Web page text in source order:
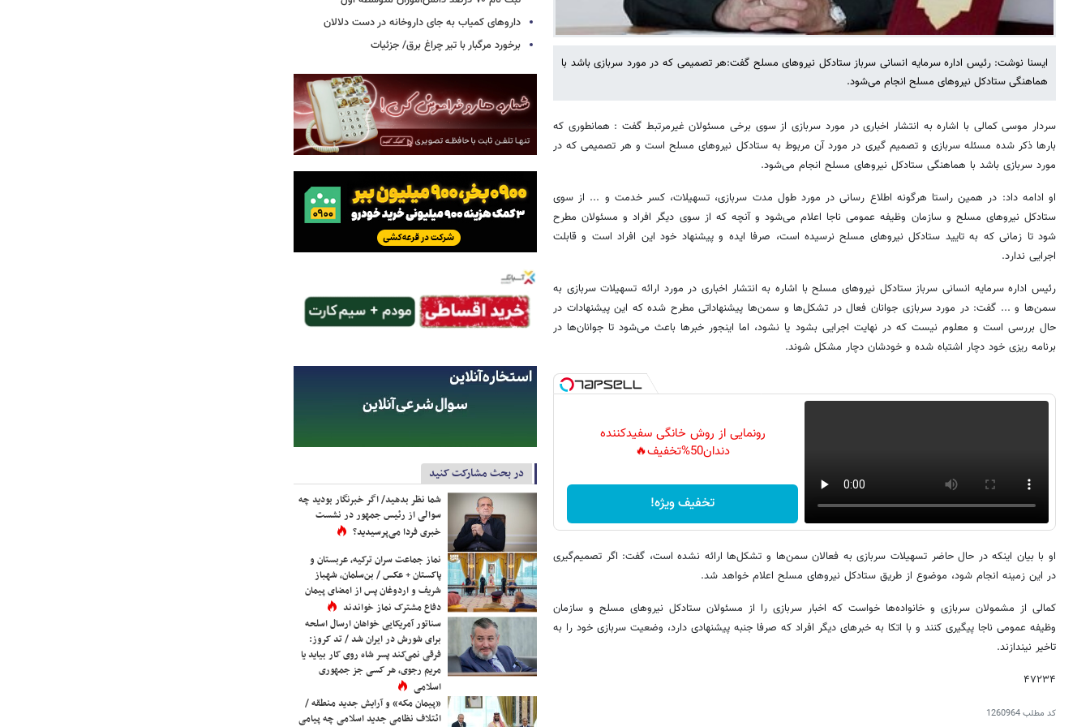
ایسنا نوشت: رئیس اداره سرمایه انسانی سرباز ستادکل نیروهای مسلح گفت:هر تصمیمی که در مورد سربازی باشد با
هماهنگی ستادکل نیروهای مسلح انجام می‌شود.
سردار موسی کمالی با اشاره به انتشار اخباری در مورد سربازی از سوی برخی مسئولان غیرمرتبط گفت : همانطوری که
بارها ذکر شده مسئله سربازی و تصمیم گیری در مورد آن مربوط به ستادکل نیروهای مسلح است و هر تصمیمی که در
مورد سربازی باشد با هماهنگی ستادکل نیروهای مسلح انجام می‌شود.
او ادامه داد: در همین راستا هرگونه اطلاع رسانی در مورد طول مدت سربازی، تسهیلات، کسر خدمت و ... از سوی
ستادکل نیروهای مسلح و سازمان وظیفه عمومی ناجا اعلام می‌شود و آنچه که از سوی دیگر افراد و مسئولان مطرح
شود تا زمانی که به تایید ستادکل نیروهای مسلح نرسیده است، صرفا ایده و پیشنهاد خود این افراد است و قابلت
اجرایی ندارد.
رئیس اداره سرمایه انسانی سرباز ستادکل نیروهای مسلح با اشاره به انتشار اخباری در مورد ارائه تسهیلات سربازی به
سمن‌ها و ... گفت: در مورد سربازی جوانان فعال در تشکل‌ها و سمن‌ها پیشنهاداتی مطرح شده که این پیشنهادات در
حال بررسی است و معلوم نیست که در نهایت اجرایی بشود یا نشود، اما اینجور خبرها باعث می‌شود تا جوانان‌ها در
برنامه ریزی خود دچار اشتباه شده و خودشان دچار مشکل شوند.
رونمایی از روش خانگی سفیدکننده
دندان50%تخفیف🔥
تخفیف ویژه!
او با بیان اینکه در حال حاضر تسهیلات سربازی به فعالان سمن‌ها و تشکل‌ها ارائه نشده است، گفت: اگر تصمیم‌گیری
در این زمینه انجام شود، موضوع از طریق ستادکل نیروهای مسلح اعلام خواهد شد.
کمالی از مشمولان سربازی و خانواده‌ها خواست که اخبار سربازی را از مسئولان ستادکل نیروهای مسلح و سازمان
وظیفه عمومی ناجا پیگیری کنند و با اتکا به خبرهای دیگر افراد که صرفا جنبه پیشنهادی دارد، وضعیت سربازی خود را به
تاخیر نیندازند.
۴۷۲۳۴
کد مطلب1260964
داروهای کمیاب به جای داروخانه در دست دلالان
برخورد مرگبار با تیر چراغ برق/ جزئیات
در بحث مشارکت کنید
شما نظر بدهید/ اگر خبرنگار بودید چه
سوالی از رئیس جمهور در نشست
خبری فردا می‌پرسیدید؟
نماز جماعت سران ترکیه، عربستان و
پاکستان + عکس / بن‌سلمان، شهباز
شریف و اردوغان پس از امضای پیمان
دفاع مشترک نماز خواندند
سناتور آمریکایی خواهان ارسال اسلحه
برای شورش در ایران شد / تد کروز:
فرقی نمی‌کند پسر شاه روی کار بیاید یا
مریم رجوی، هر کسی جز جمهوری
اسلامی
«پیمان مکه» و آرایش جدید منطقه /
ائتلاف نظامی جدید اسلامی چه پیامی